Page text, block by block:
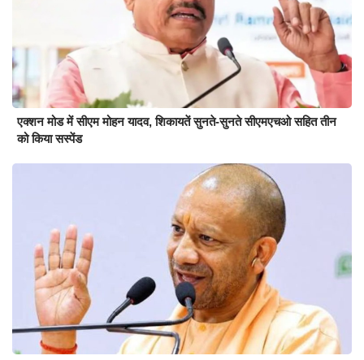
एक्शन मोड में सीएम मोहन यादव, शिकायतें सुनते-सुनते सीएमएचओ सहित तीन
को किया सस्पेंड